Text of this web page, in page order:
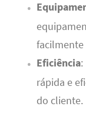
facilmente
Eficiência:
rápida e
do cliente.